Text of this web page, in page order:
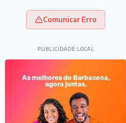
Comunicar Erro
PUBLICIDADE LOCAL